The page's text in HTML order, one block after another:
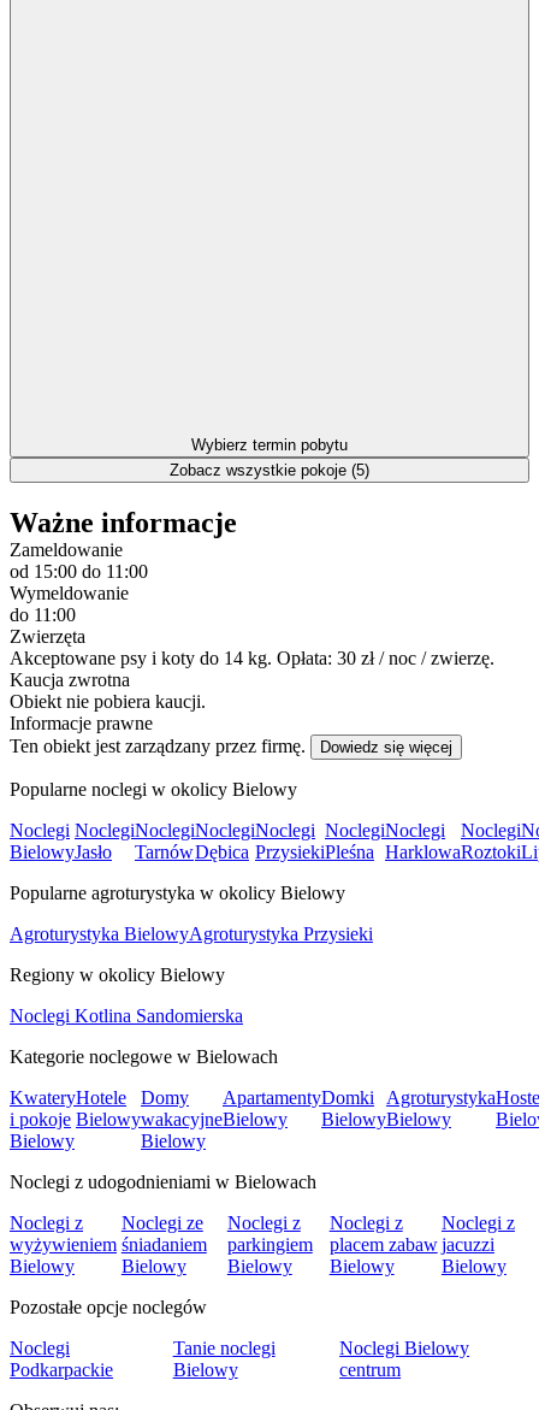
Wybierz termin pobytu
Zobacz wszystkie pokoje (5)
Ważne informacje
Zameldowanie
od 15:00 do 11:00
Wymeldowanie
do 11:00
Zwierzęta
Akceptowane psy i koty do 14 kg. Opłata: 30 zł / noc / zwierzę.
Kaucja zwrotna
Obiekt nie pobiera kaucji.
Informacje prawne
Ten obiekt jest zarządzany przez firmę.
Dowiedz się więcej
Popularne noclegi w okolicy Bielowy
Noclegi
Bielowy
Noclegi
Jasło
Noclegi
Tarnów
Noclegi
Dębica
Noclegi
Przysieki
Noclegi
Pleśna
Noclegi
Harklowa
Noclegi
Roztoki
Popularne agroturystyka w okolicy Bielowy
Agroturystyka BielowyAgroturystyka Przysieki
Regiony w okolicy Bielowy
Noclegi Kotlina Sandomierska
Kategorie noclegowe w Bielowach
Kwatery
i pokoje
Bielowy
Hotele
Bielowy
Domy
wakacyjne
Bielowy
Apartamenty
Bielowy
Domki
Bielowy
Agroturystyka
Bielowy
Noclegi z udogodnieniami w Bielowach
Noclegi z
wyżywieniem
Bielowy
Noclegi ze
śniadaniem
Bielowy
Noclegi z
parkingiem
Bielowy
Noclegi z
placem zabaw
Bielowy
Noclegi z
jacuzzi
Bielowy
Pozostałe opcje noclegów
Noclegi
Podkarpackie
Tanie noclegi
Bielowy
Noclegi Bielowy
centrum